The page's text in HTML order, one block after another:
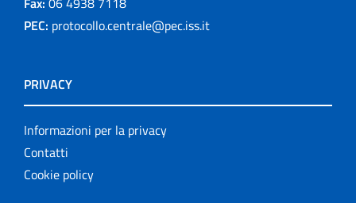
PEC: protocollo.centrale@pec.iss.it
PRIVACY
Informazioni per la privacy
Contatti
Cookie policy